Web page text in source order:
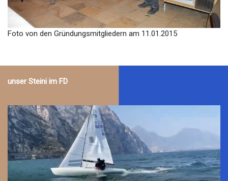
Foto von den Gründungsmitgliedern am 11.01.2015
unser Steini im FD